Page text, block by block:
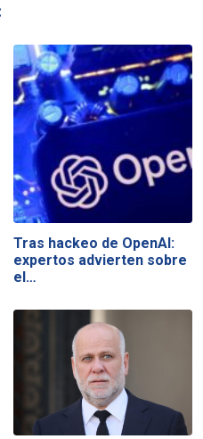
Tras hackeo de OpenAI:
expertos advierten sobre
el…